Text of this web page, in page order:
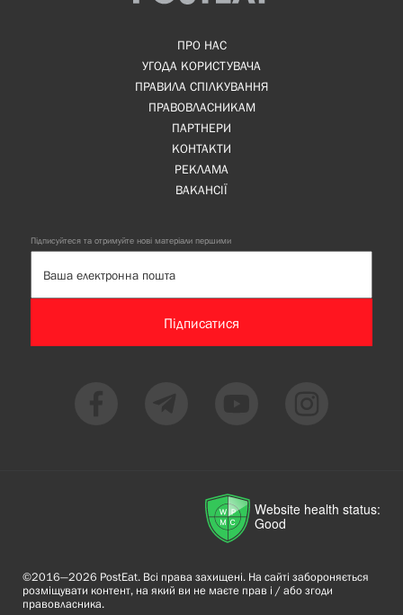
ПРО НАС
УГОДА КОРИСТУВАЧА
ПРАВИЛА СПІЛКУВАННЯ
ПРАВОВЛАСНИКАМ
ПАРТНЕРИ
КОНТАКТИ
РЕКЛАМА
ВАКАНСІЇ
Підписуйтеся та отримуйте нові матеріали першими
Підписатися
Website health status:
Good
©2016—2026 PostEat. Всі права захищені. На сайті забороняється
розміщувати контент, на який ви не маєте прав і / або згоди
правовласника.